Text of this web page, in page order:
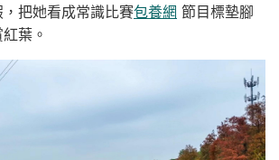
把她看成常識比賽包養網 節目標墊腳
葉。